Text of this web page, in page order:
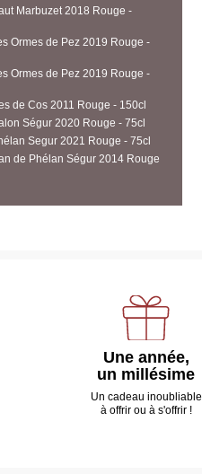
Marbuzet 2018 Rouge -
Ormes de Pez 2019 Rouge -
Ormes de Pez 2019 Rouge -
de Cos 2011 Rouge - 150cl
Ségur 2020 Rouge - 75cl
Segur 2021 Rouge - 75cl
de Phélan Ségur 2014 Rouge
Une année,
un millésime
Un cadeau inoubliable
à offrir ou à s'offrir !